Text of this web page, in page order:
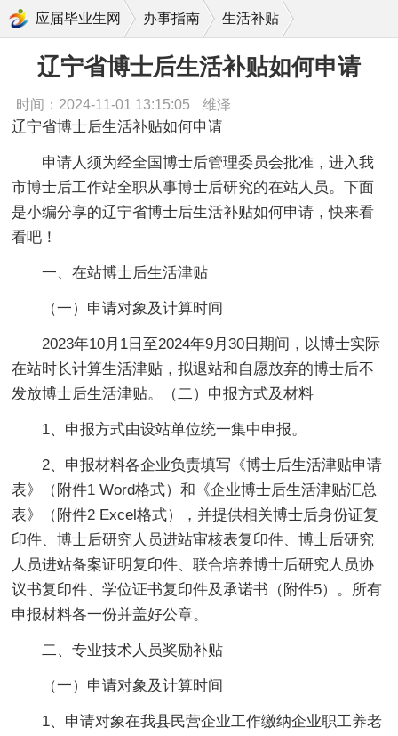
应届毕业生网 办事指南 生活补贴
辽宁省博士后生活补贴如何申请
时间：2024-11-01 13:15:05 维泽
辽宁省博士后生活补贴如何申请
申请人须为经全国博士后管理委员会批准，进入我
市博士后工作站全职从事博士后研究的在站人员。下面
是小编分享的辽宁省博士后生活补贴如何申请，快来看
看吧！
一、在站博士后生活津贴
（一）申请对象及计算时间
2023年10月1日至2024年9月30日期间，以博士实际
在站时长计算生活津贴，拟退站和自愿放弃的博士后不
发放博士后生活津贴。（二）申报方式及材料
1、申报方式由设站单位统一集中申报。
2、申报材料各企业负责填写《博士后生活津贴申请
表》（附件1 Word格式）和《企业博士后生活津贴汇总
表》（附件2 Excel格式），并提供相关博士后身份证复
印件、博士后研究人员进站审核表复印件、博士后研究
人员进站备案证明复印件、联合培养博士后研究人员协
议书复印件、学位证书复印件及承诺书（附件5）。所有
申报材料各一份并盖好公章。
二、专业技术人员奖励补贴
（一）申请对象及计算时间
1、申请对象在我县民营企业工作缴纳企业职工养老